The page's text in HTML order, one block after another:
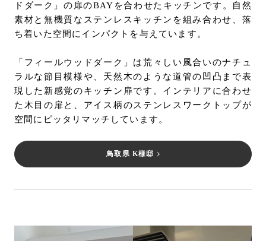
ドダーク」の扉のBAYを合わせたキッチンです。自然
素材と無機質なステンレスキッチンを組み合わせ、落
ち着いた空間にインパクトを与えています。
「フィールウッドダーク」は荒々しい風合いのナチュ
ラルな節目模様や、天然木のような道管の凹凸まで表
現した新感覚のキッチン扉です。インテリアに合わせ
た木目の扉と、アイス柄のステンレスワークトップが
空間にピッタリマッチしています。
鳥取県 K様邸